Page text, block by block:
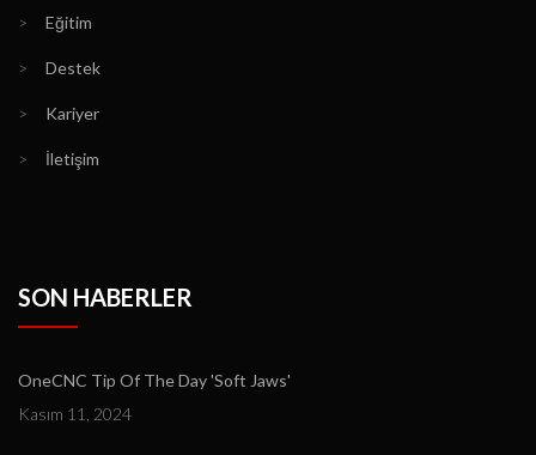
> Eğitim
> Destek
> Kariyer
> İletişim
SON HABERLER
OneCNC Tip Of The Day 'Soft Jaws'
Kasım 11, 2024